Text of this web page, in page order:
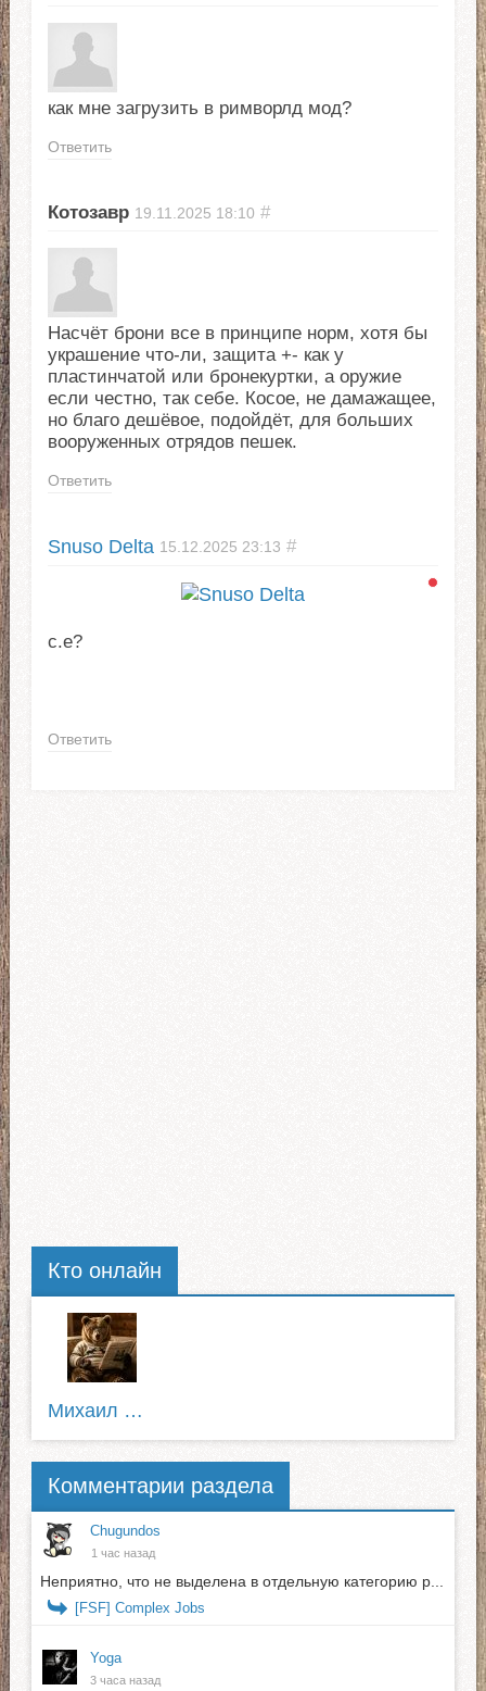
как мне загрузить в римворлд мод?
Ответить
Котозавр 19.11.2025 18:10 #
Насчёт брони все в принципе норм, хотя бы
украшение что-ли, защита +- как у
пластинчатой или бронекуртки, а оружие
если честно, так себе. Косое, не дамажащее,
но благо дешёвое, подойдёт, для больших
вооруженных отрядов пешек.
Ответить
Snuso Delta 15.12.2025 23:13 #
c.e?
Ответить
Кто онлайн
Михаил Пирожков
Комментарии раздела
Chugundos
1 час назад
Неприятно, что не выделена в отдельную категорию р...
[FSF] Complex Jobs
Yoga
3 часа назад